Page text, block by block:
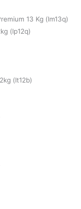
13 Kg (lm13q)
(lp12q)
(lt12b)